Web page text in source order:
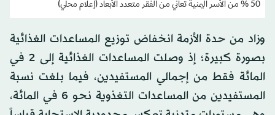
50 % من الأسر اليمنية تعاني من الفقر متعدد الأبعاد (إعلام محلي)
وزاد من حدة الأزمة انخفاض توزيع المساعدات الغذائية
بصورة كبيرة؛ إذ وصلت المساعدات الغذائية إلى 2 في
المائة فقط من إجمالي المستفيدين، فيما بلغت نسبة
المستفيدين من المساعدات التغذوية نحو 6 في المائة،